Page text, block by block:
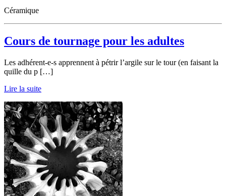
Céramique
Cours de tournage pour les adultes
Les adhérent-e-s apprennent à pétrir l’argile sur le tour (en faisant la
quille du p […]
Lire la suite